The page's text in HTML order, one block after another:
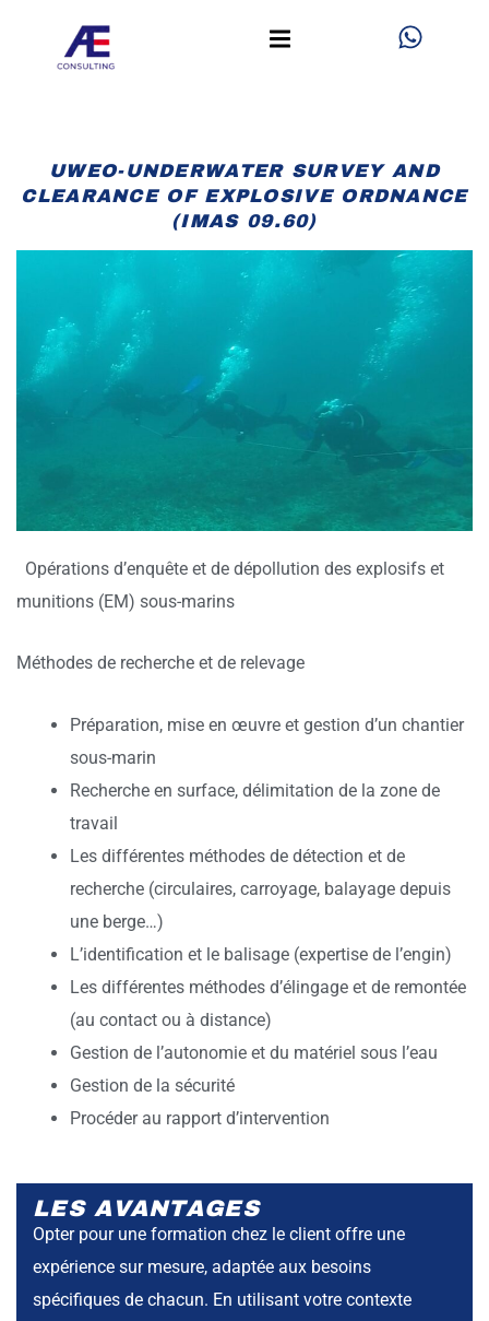
W
h
p
p
UWEO-UNDERWATER SURVEY AND
CLEARANCE OF EXPLOSIVE ORDNANCE
(IMAS 09.60)
Opérations d’enquête et de dépollution des explosifs et
munitions (EM) sous-marins
Méthodes de recherche et de relevage
Préparation, mise en œuvre et gestion d’un chantier
sous-marin
Recherche en surface, délimitation de la zone de
travail
Les différentes méthodes de détection et de
recherche (circulaires, carroyage, balayage depuis
une berge…)
L’identification et le balisage (expertise de l’engin)
Les différentes méthodes d’élingage et de remontée
(au contact ou à distance)
Gestion de l’autonomie et du matériel sous l’eau
Gestion de la sécurité
Procéder au rapport d’intervention
LES AVANTAGES
Opter pour une formation chez le client offre une
expérience sur mesure, adaptée aux besoins
spécifiques de chacun. En utilisant votre contexte